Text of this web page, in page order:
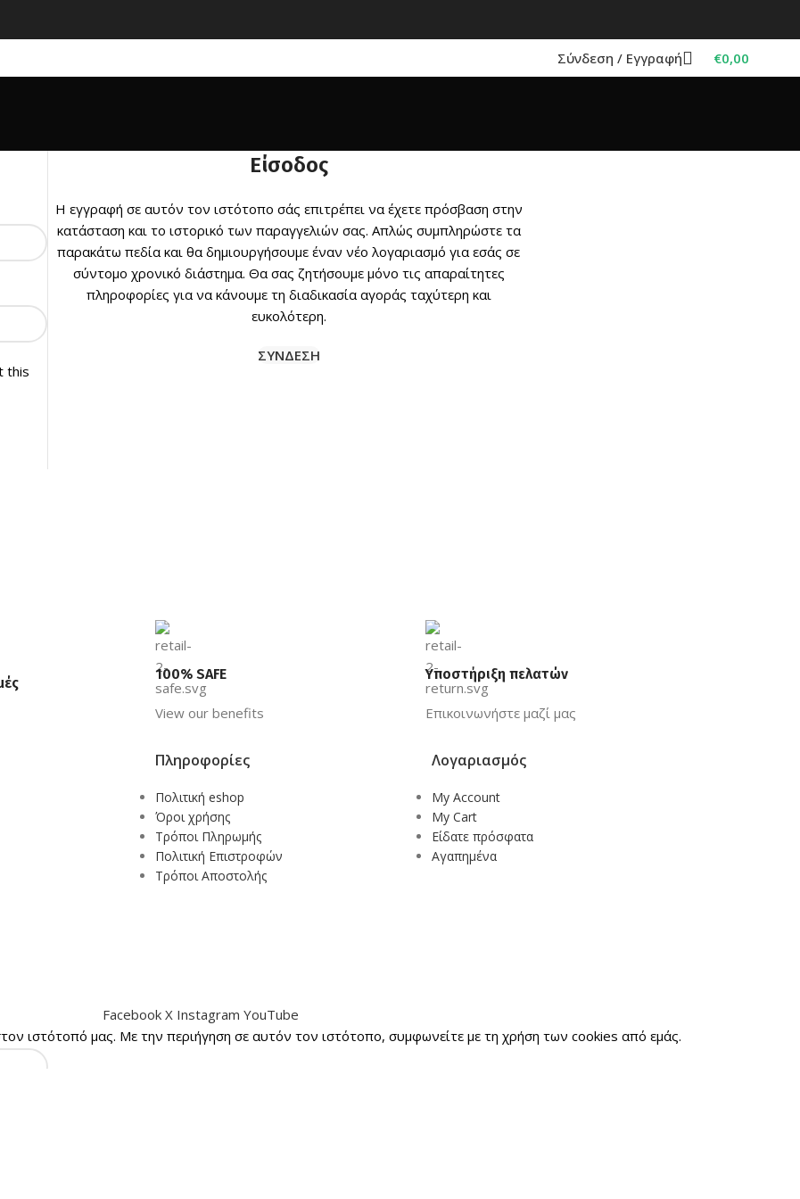
Σύνδεση / Εγγραφή €0,00
this
Είσοδος
Η εγγραφή σε αυτόν τον ιστότοπο σάς επιτρέπει να έχετε πρόσβαση στην
κατάσταση και το ιστορικό των παραγγελιών σας. Απλώς συμπληρώστε τα
παρακάτω πεδία και θα δημιουργήσουμε έναν νέο λογαριασμό για εσάς σε
σύντομο χρονικό διάστημα. Θα σας ζητήσουμε μόνο τις απαραίτητες
πληροφορίες για να κάνουμε τη διαδικασία αγοράς ταχύτερη και
ευκολότερη.
ΣΎΝΔΕΣΗ
100% SAFE
View our benefits
Υποστήριξη πελατών
Επικοινωνήστε μαζί μας
Πληροφορίες
Πολιτική eshop
Όροι χρήσης
Τρόποι Πληρωμής
Πολιτική Επιστροφών
Τρόποι Αποστολής
Λογαριασμός
My Account
My Cart
Είδατε πρόσφατα
Αγαπημένα
Facebook X Instagram YouTube
ιστότοπό μας. Με την περιήγηση σε αυτόν τον ιστότοπο, συμφωνείτε με τη χρήση των cookies από εμάς.